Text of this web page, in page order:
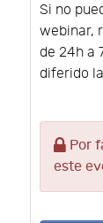
Si no
webinar,
de 24h a
diferido
Por
este